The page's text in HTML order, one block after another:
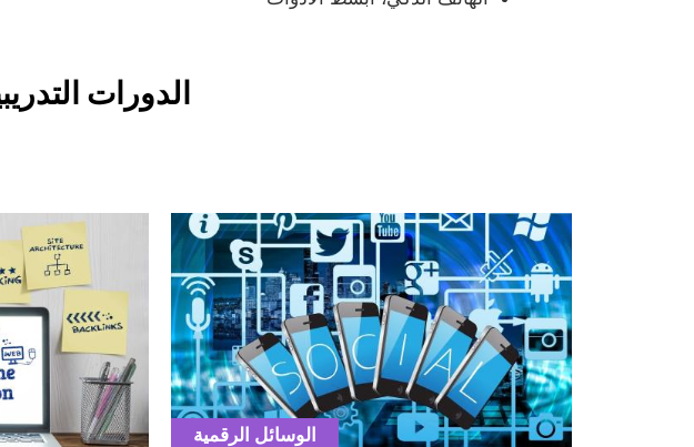
الدورات
Cover
illustration
Catégorie
الوسائل الرقمية
illustration